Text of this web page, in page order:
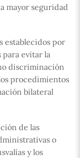
mayor seguridad
establecidos por
para evitar la
discriminación
procedimientos
bilateral
de las
o
y los